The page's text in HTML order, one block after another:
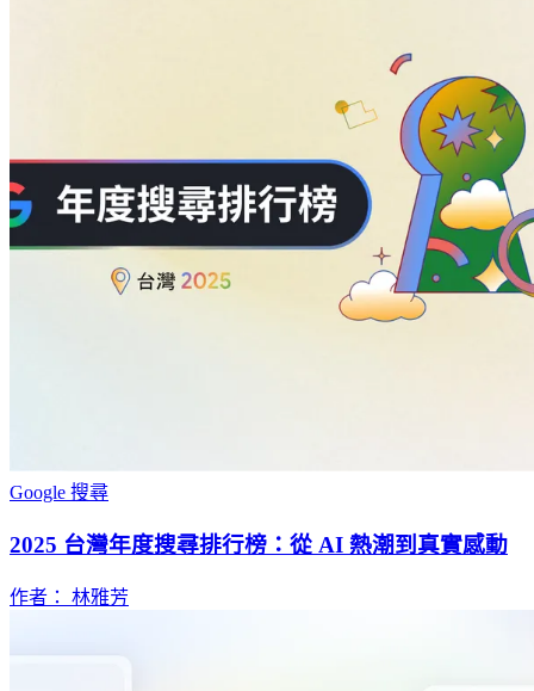
Google 搜尋
2025 台灣年度搜尋排行榜：從 AI 熱潮到真實感動
作者： 林雅芳